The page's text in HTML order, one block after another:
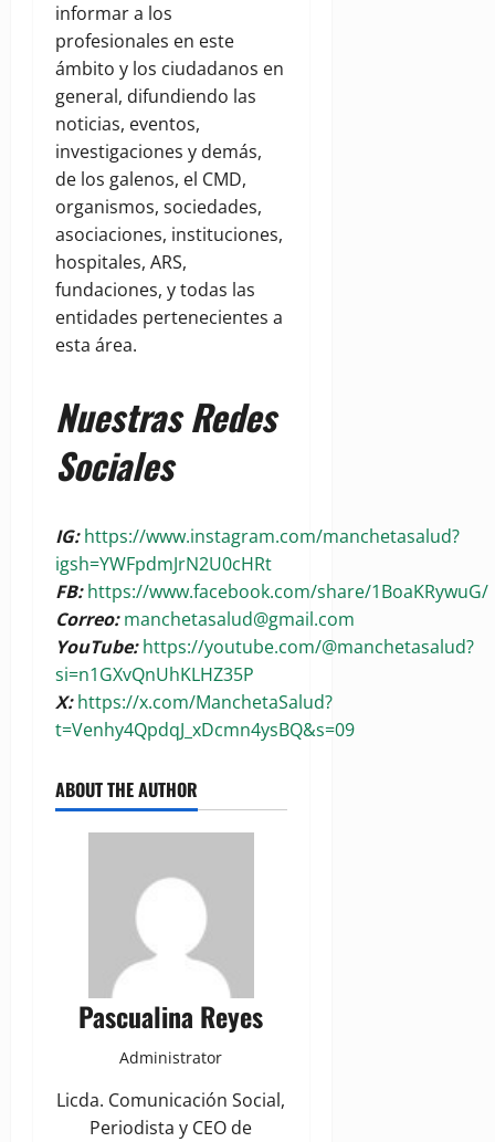
informar a los
profesionales en este
ámbito y los ciudadanos en
general, difundiendo las
noticias, eventos,
investigaciones y demás,
de los galenos, el CMD,
organismos, sociedades,
asociaciones, instituciones,
hospitales, ARS,
fundaciones, y todas las
entidades pertenecientes a
esta área.
Nuestras Redes
Sociales
IG:https://www.instagram.com/manchetasalud?
igsh=YWFpdmJrN2U0cHRt
FB:https://www.facebook.com/share/1BoaKRywuG/
Correo:manchetasalud@gmail.com
YouTube: https://youtube.com/@manchetasalud?
si=n1GXvQnUhKLHZ35P
X:https://x.com/ManchetaSalud?
t=Venhy4QpdqJ_xDcmn4ysBQ&s=09
ABOUT THE AUTHOR
Pascualina Reyes
Administrator
Licda. Comunicación Social,
Periodista y CEO de